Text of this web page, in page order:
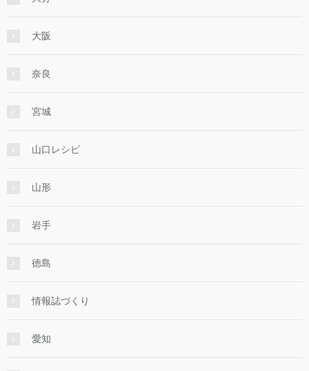
大阪
奈良
宮城
山口レシピ
山形
岩手
徳島
情報誌づくり
愛知